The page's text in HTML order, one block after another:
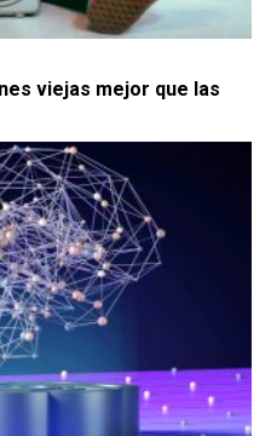
viejas mejor que las